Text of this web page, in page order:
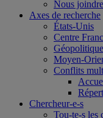
Nous joindre
Axes de recherche
États-Unis
Centre
Géopolitique
Moyen-
Conflits
Chercheur-e-s
Tou-te-s les